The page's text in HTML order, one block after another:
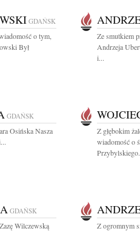
GDAŃSK
o tym,
Był
Ze smutkiem
Andrzeja
i...
GDAŃSK
Osińska Nasza
Z głębokim
wiadomość o
GDAŃSK
Wilczewską
Z ogromnym